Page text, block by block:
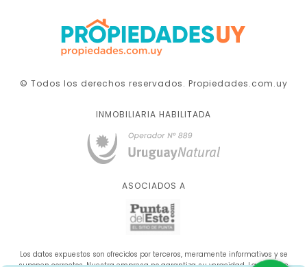
© Todos los derechos reservados. Propiedades.com.uy
INMOBILIARIA HABILITADA
ASOCIADOS A
Los datos expuestos son ofrecidos por terceros, meramente informativos y se